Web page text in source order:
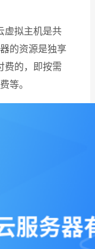
虚拟主机是共
的资源是独享
费的，即按需
等。